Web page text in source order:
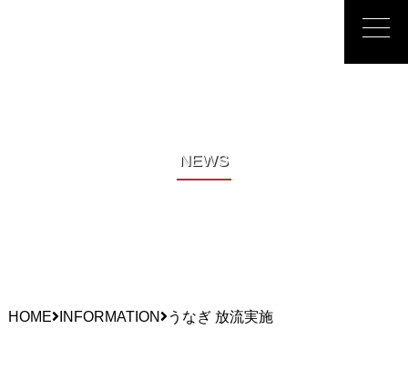
峡東漁業協
NEWS
HOME INFORMATION うなぎ 放流実施